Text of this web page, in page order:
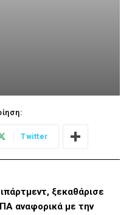
Twitter
ξεκαθάρισε
αναφορικά με την